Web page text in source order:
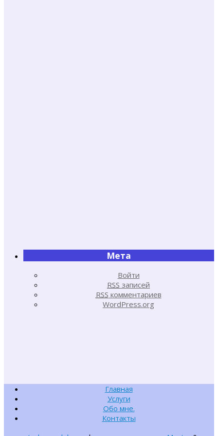
Мета
Войти
RSS записей
RSS комментариев
WordPress.org
Главная
Услуги
Обо мне.
Контакты